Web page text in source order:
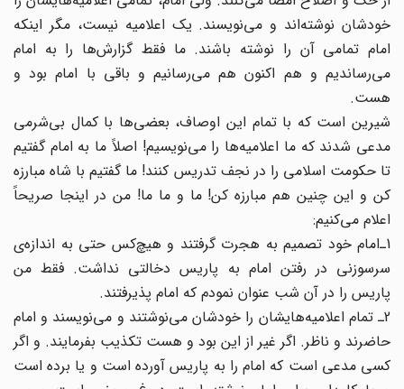
خودشان نوشته‌اند و می‌نویسند. یک اعلامیه نیست، ‌مگر اینکه
امام تمامی آن‌ را نوشته باشند. ما فقط گزارش‌ها را به امام
می‌رساندیم و هم اکنون هم می‌رسانیم و باقی با امام بود و
هست.
شیرین است که با تمام این اوصاف، بعضی‌ها با کمال بی‌شرمی
مدعی شدند که ما اعلامیه‌ها را می‌نویسیم! اصلاً ما به امام گفتیم
تا حکومت اسلامی را در نجف تدریس کنند! ما گفتیم با شاه مبارزه
کن و این چنین هم مبارزه کن! ما و ما ما! من در اینجا صریحاً
اعلام می‌کنیم:
1ـ‌امام خود تصمیم به هجرت گرفتند و هیچ‌کس حتی به اندازه‌ی
سرسوزنی در رفتن امام به پاریس دخالتی نداشت. فقط من
پاریس را در آن شب عنوان نمودم که امام پذیرفتند.
2ـ تمام اعلامیه‌هایشان را خودشان می‌نوشتند و می‌نویسند و امام
حاضرند و ناظر. اگر غیر از این بود و هست تکذیب بفرمایند. و اگر
کسی مدعی است که امام را به پاریس آورده است و یا برده است